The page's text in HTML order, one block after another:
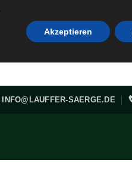
INFO@LAUFFER-SAERGE.DE
Akzeptieren